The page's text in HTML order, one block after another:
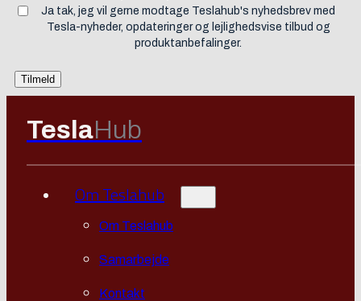
Ja tak, jeg vil gerne modtage Teslahub's nyhedsbrev med
Tesla-nyheder, opdateringer og lejlighedsvise tilbud og
produktanbefalinger.
TeslaHub
Om Teslahub
Om Teslahub
Samarbejde
Kontakt